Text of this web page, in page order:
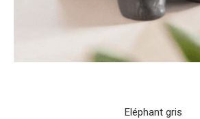
Eléphant gris